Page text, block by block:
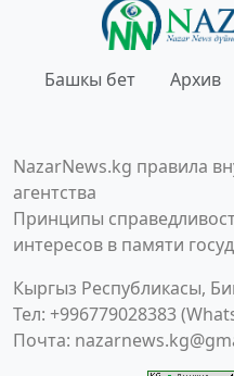
Башкы бет Архив
NazarNews.kg правила
агентства
Принципы
интересов в памяти
Кыргыз Республикасы,
Тел: +996779028383
Почта: